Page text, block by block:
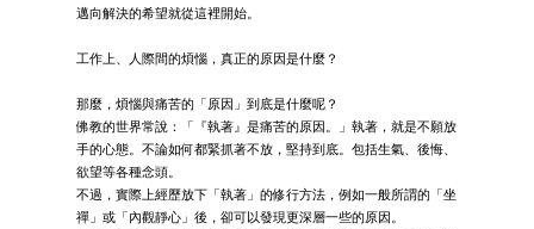
邁向解決的希望就從這裡開始。
工作上、人際間的煩惱，真正的原因是什麼？
那麼，煩惱與痛苦的「原因」到底是什麼呢？
佛教的世界常說：「『執著』是痛苦的原因。」執著，就是不願放
手的心態。不論如何都緊抓著不放，堅持到底。包括生氣、後悔、
欲望等各種念頭。
不過，實際上經歷放下「執著」的修行方法，例如一般所謂的「坐
禪」或「內觀靜心」後，卻可以發現更深層一些的原因。